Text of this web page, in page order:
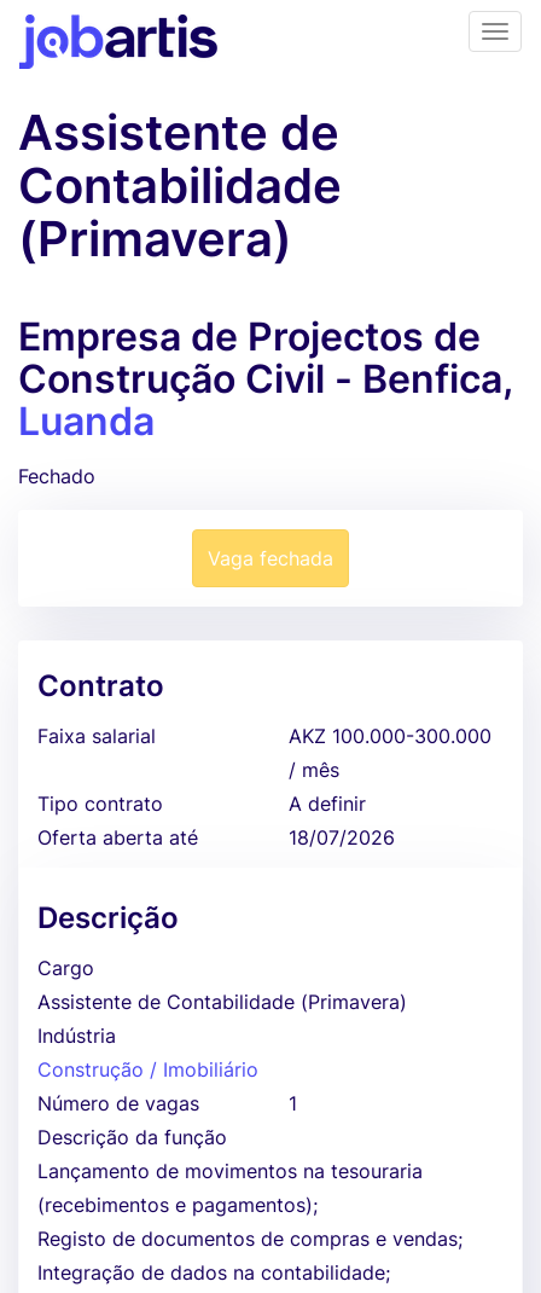
Assistente de
Contabilidade
(Primavera)
Empresa de Projectos de
Construção Civil - Benfica,
Luanda
Fechado
Vaga fechada
Contrato
Faixa salarial
AKZ 100.000-300.000
/ mês
Tipo contrato
A definir
Oferta aberta até
18/07/2026
Descrição
Cargo
Assistente de Contabilidade (Primavera)
Indústria
Construção / Imobiliário
Número de vagas
1
Descrição da função
Lançamento de movimentos na tesouraria
(recebimentos e pagamentos);
Registo de documentos de compras e vendas;
Integração de dados na contabilidade;